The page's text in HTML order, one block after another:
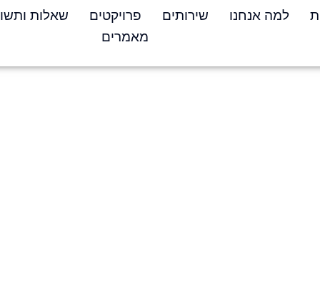
למה אנחנו שירותים פרויקטים
שאלות
מאמרים